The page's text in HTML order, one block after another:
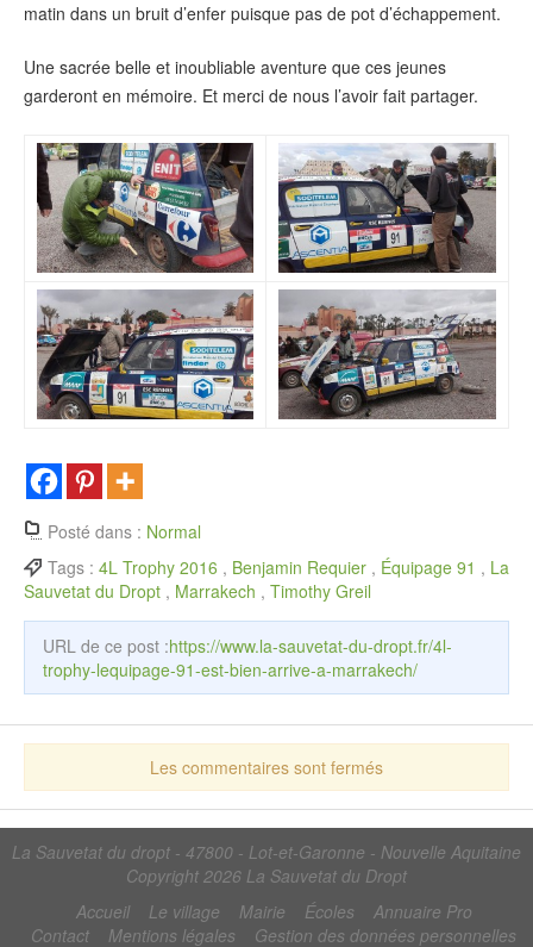
matin dans un bruit d’enfer puisque pas de pot d’échappement.
Une sacrée belle et inoubliable aventure que ces jeunes
garderont en mémoire. Et merci de nous l’avoir fait partager.
Posté dans : Normal
Tags : 4L Trophy 2016 , Benjamin Requier , Équipage 91 , La
Sauvetat du Dropt , Marrakech , Timothy Greil
URL de ce post :https://www.la-sauvetat-du-dropt.fr/4l-
trophy-lequipage-91-est-bien-arrive-a-marrakech/
Les commentaires sont fermés
La Sauvetat du dropt - 47800 - Lot-et-Garonne - Nouvelle Aquitaine
Copyright 2026 La Sauvetat du Dropt
Accueil
Le village Mairie Écoles
Annuaire Pro
Contact
Mentions légales Gestion des données personnelles